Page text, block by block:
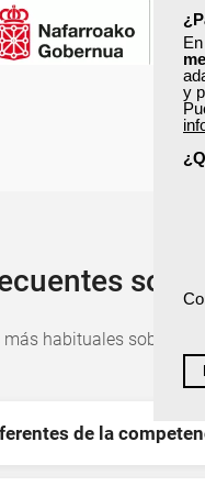
y
habituales sobre
de la